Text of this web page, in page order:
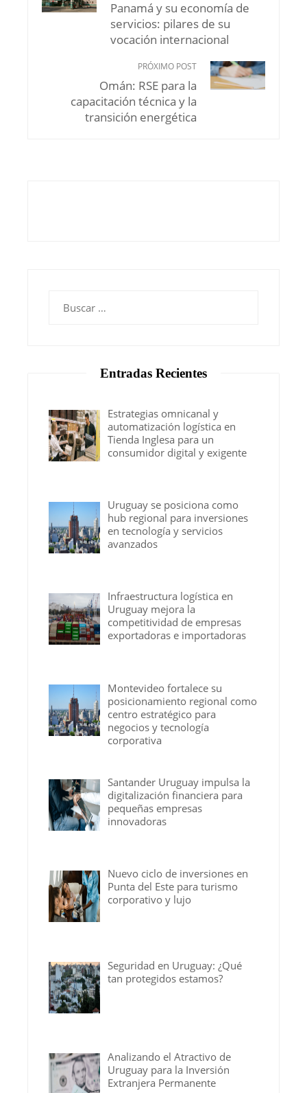
Panamá y su economía de
servicios: pilares de su
vocación internacional
PRÓXIMO POST
Omán: RSE para la
capacitación técnica y la
transición energética
Entradas Recientes
Estrategias omnicanal y
automatización logística en
Tienda Inglesa para un
consumidor digital y exigente
Uruguay se posiciona como
hub regional para inversiones
en tecnología y servicios
avanzados
Infraestructura logística en
Uruguay mejora la
competitividad de empresas
exportadoras e importadoras
Montevideo fortalece su
posicionamiento regional como
centro estratégico para
negocios y tecnología
corporativa
Santander Uruguay impulsa la
digitalización financiera para
pequeñas empresas
innovadoras
Nuevo ciclo de inversiones en
Punta del Este para turismo
corporativo y lujo
Seguridad en Uruguay: ¿Qué
tan protegidos estamos?
Analizando el Atractivo de
Uruguay para la Inversión
Extranjera Permanente